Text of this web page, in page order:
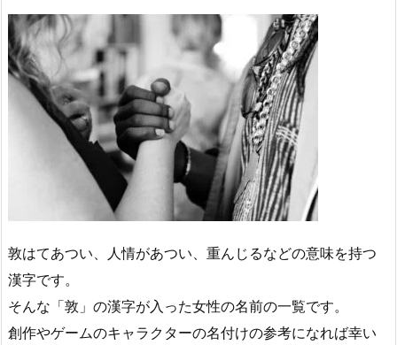
敦はてあつい、人情があつい、重んじるなどの意味を持つ
漢字です。
そんな「敦」の漢字が入った女性の名前の一覧です。
創作やゲームのキャラクターの名付けの参考になれば幸い